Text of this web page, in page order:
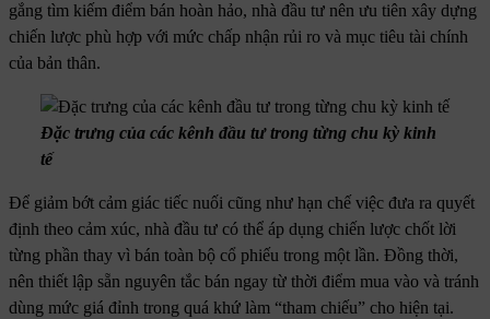
gắng tìm kiếm điểm bán hoàn hảo, nhà đầu tư nên ưu tiên xây dựng
chiến lược phù hợp với mức chấp nhận rủi ro và mục tiêu tài chính
của bản thân.
Đặc trưng của các kênh đầu tư trong từng chu kỳ kinh
tế
Để giảm bớt cảm giác tiếc nuối cũng như hạn chế việc đưa ra quyết
định theo cảm xúc, nhà đầu tư có thể áp dụng chiến lược chốt lời
từng phần thay vì bán toàn bộ cổ phiếu trong một lần. Đồng thời,
nên thiết lập sẵn nguyên tắc bán ngay từ thời điểm mua vào và tránh
dùng mức giá đỉnh trong quá khứ làm “tham chiếu” cho hiện tại.